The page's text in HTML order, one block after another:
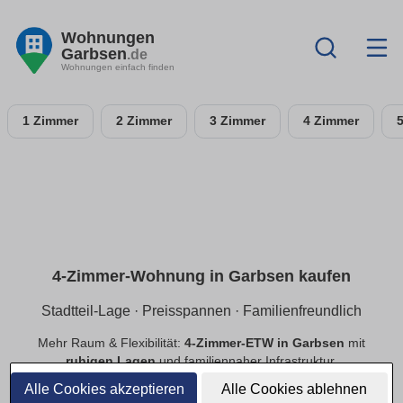
Alle Cookies akzeptieren Alle Cookies ablehnen
Wohnungen
Garbsen.de
Wohnungen einfach finden
1 Zimmer 2 Zimmer 3 Zimmer 4 Zimmer
4-Zimmer-Wohnung in Garbsen kaufen
Stadtteil-Lage · Preisspannen · Familienfreundlich
Mehr Raum & Flexibilität: 4-Zimmer-ETW in Garbsen mit
ruhigen Lagenund familiennaher Infrastruktur.
provisionsfrei
Vergleich.